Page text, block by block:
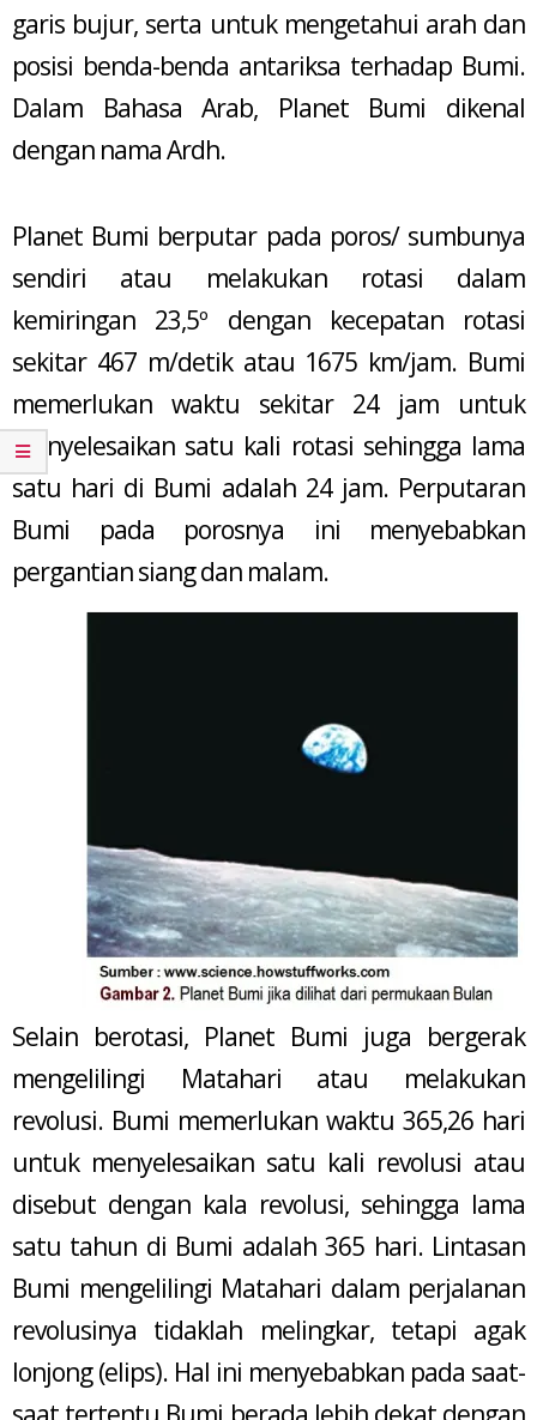
garis bujur, serta untuk mengetahui arah dan
posisi benda-benda antariksa terhadap Bumi.
Dalam Bahasa Arab, Planet Bumi dikenal
dengan nama Ardh.
Planet Bumi berputar pada poros/ sumbunya
sendiri atau melakukan rotasi dalam
kemiringan 23,5º dengan kecepatan rotasi
sekitar 467 m/detik atau 1675 km/jam. Bumi
memerlukan waktu sekitar 24 jam untuk
menyelesaikan satu kali rotasi sehingga lama
satu hari di Bumi adalah 24 jam. Perputaran
Bumi pada porosnya ini menyebabkan
pergantian siang dan malam.
Selain berotasi, Planet Bumi juga bergerak
mengelilingi Matahari atau melakukan
revolusi. Bumi memerlukan waktu 365,26 hari
untuk menyelesaikan satu kali revolusi atau
disebut dengan kala revolusi, sehingga lama
satu tahun di Bumi adalah 365 hari. Lintasan
Bumi mengelilingi Matahari dalam perjalanan
revolusinya tidaklah melingkar, tetapi agak
lonjong (elips). Hal ini menyebabkan pada saat-